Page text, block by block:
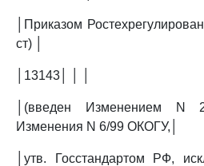
│Приказом
ст) │
│13143│ │ │
│(введен Изменением
Изменения N 6/99 ОКОГУ,│
│утв. Госстандартом РФ,